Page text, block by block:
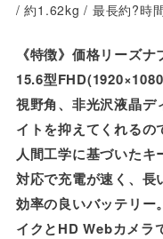
/ 約1.62kg / 最長約?時間
《特徴》価格リーズ
15.6型
視野角、非光沢液晶デ
イトを抑えてくれるの
人間工学に基づいた
対応で充電が速く、長
効率の良いバッテリー
イクとHD Webカメラ